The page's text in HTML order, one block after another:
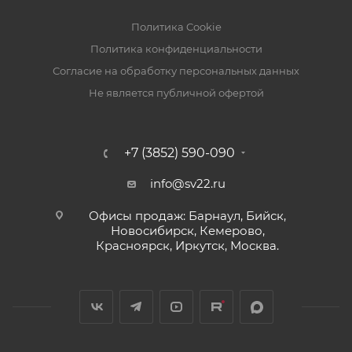
Политика Cookie
Политика конфиденциальности
Согласие на обработку персональных данных
Не является публичной офертой
+7 (3852) 590-090
info@sv22.ru
Офисы продаж: Барнаул, Бийск,
Новосибирск, Кемерово,
Красноярск, Иркутск, Москва.